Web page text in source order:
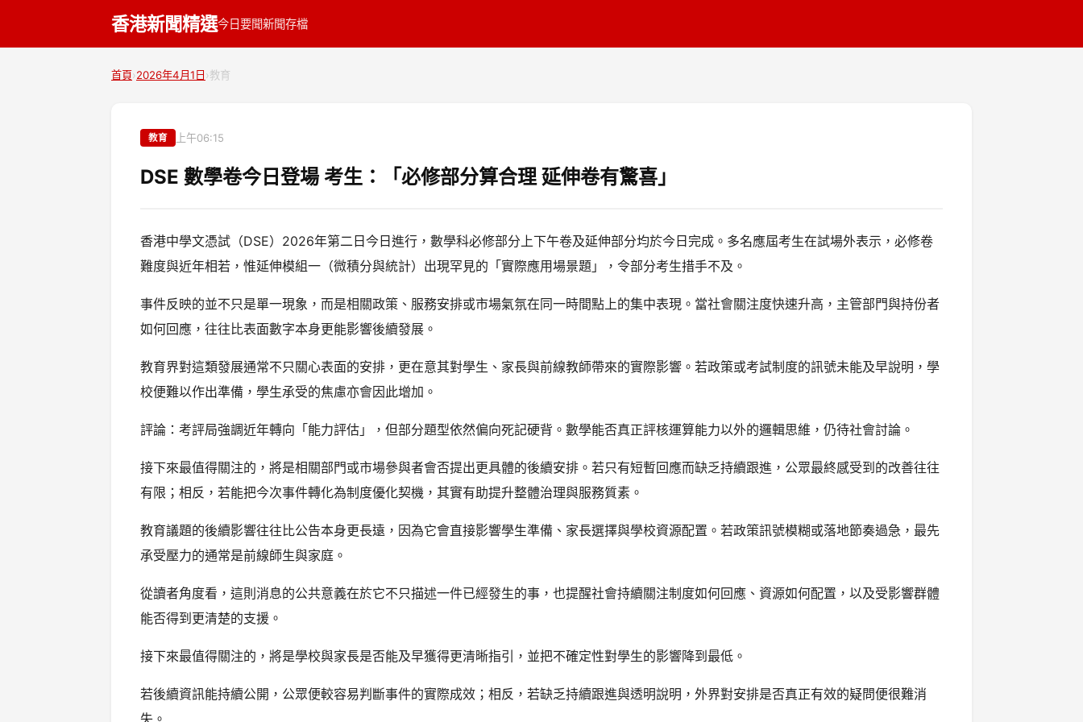
香港新聞精選今日要聞新聞存檔
首頁›2026年4月1日 ›教育
教育 上午06:15
DSE 數學卷今日登場 考生：「必修部分算合理 延伸卷有驚喜」
香港中學文憑試（DSE）2026年第二日今日進行，數學科必修部分上下午卷及延伸部分均於今日完成。多名應屆考生在試場外表示，必修卷
難度與近年相若，惟延伸模組一（微積分與統計）出現罕見的「實際應用場景題」，令部分考生措手不及。
事件反映的並不只是單一現象，而是相關政策、服務安排或市場氣氛在同一時間點上的集中表現。當社會關注度快速升高，主管部門與持份者
如何回應，往往比表面數字本身更能影響後續發展。
教育界對這類發展通常不只關心表面的安排，更在意其對學生、家長與前線教師帶來的實際影響。若政策或考試制度的訊號未能及早說明，學
校便難以作出準備，學生承受的焦慮亦會因此增加。
評論：考評局強調近年轉向「能力評估」，但部分題型依然偏向死記硬背。數學能否真正評核運算能力以外的邏輯思維，仍待社會討論。
接下來最值得關注的，將是相關部門或市場參與者會否提出更具體的後續安排。若只有短暫回應而缺乏持續跟進，公眾最終感受到的改善往往
有限；相反，若能把今次事件轉化為制度優化契機，其實有助提升整體治理與服務質素。
教育議題的後續影響往往比公告本身更長遠，因為它會直接影響學生準備、家長選擇與學校資源配置。若政策訊號模糊或落地節奏過急，最先
承受壓力的通常是前線師生與家庭。
從讀者角度看，這則消息的公共意義在於它不只描述一件已經發生的事，也提醒社會持續關注制度如何回應、資源如何配置，以及受影響群體
能否得到更清楚的支援。
接下來最值得關注的，將是學校與家長是否能及早獲得更清晰指引，並把不確定性對學生的影響降到最低。
若後續資訊能持續公開，公眾便較容易判斷事件的實際成效；相反，若缺乏持續跟進與透明說明，外界對安排是否真正有效的疑問便很難消
失。